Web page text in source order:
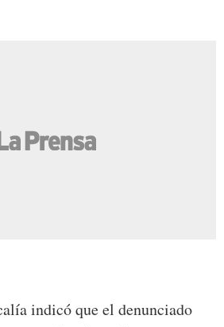
indicó que el denunciado